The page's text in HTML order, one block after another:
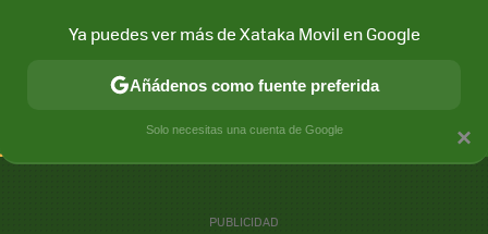
CONECTIVIDAD MÓVIL Y SOCIEDAD APLICACIONES
×
Ya puedes ver más de Xataka Movil en Google
Añádenos como fuente preferida
Solo necesitas una cuenta de Google